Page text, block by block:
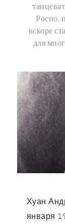
Росио,
вскоре
для
Хуан
января